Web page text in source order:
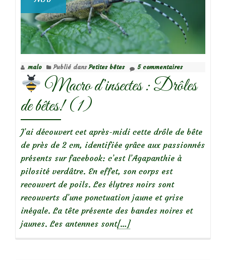
malo Publié dansPetites bêtes 5 commentaires
Macro d’insectes : Drôles
de bêtes! (1)
J’ai découvert cet après-midi cette drôle de bête
de près de 2 cm, identifiée grâce aux passionnés
présents sur facebook: c’est l’Agapanthie à
pilosité verdâtre. En effet, son corps est
recouvert de poils. Les élytres noirs sont
recouverts d’une ponctuation jaune et grise
inégale. La tête présente des bandes noires et
jaunes. Les antennes sontEn
[…]